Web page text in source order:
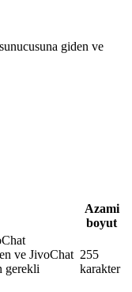
giden ve
Azami
boyut
ve JivoChat
gerekli
255
karakter